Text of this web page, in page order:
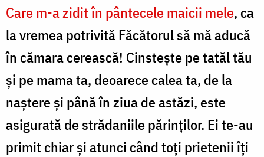
Care m-a zidit în pântecele maicii mele, ca
la vremea potrivită Făcătorul să mă aducă
în cămara cerească! Cinsteşte pe tatăl tău
şi pe mama ta, deoarece calea ta, de la
naştere şi până în ziua de astăzi, este
asigurată de strădaniile părinţilor. Ei te-au
primit chiar şi atunci când toţi prietenii îţi